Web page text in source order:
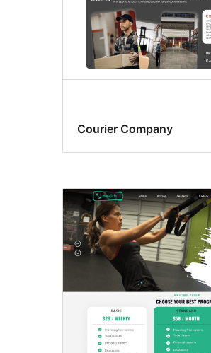
Courier Company